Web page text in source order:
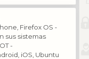
Firefox OS -
sus sistemas
-
iOS, Ubuntu